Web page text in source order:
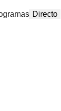
Directo